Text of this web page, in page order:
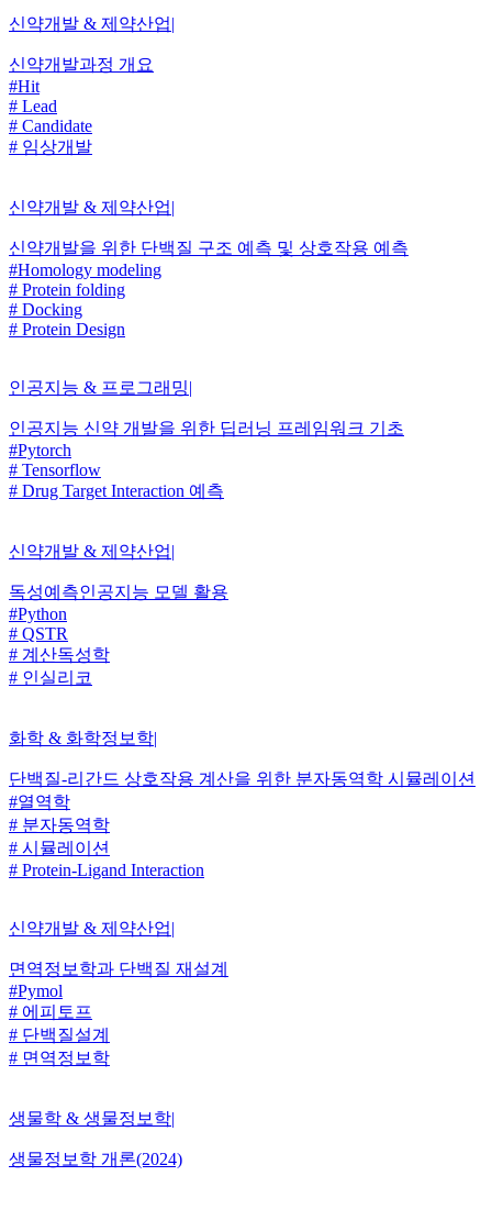
신약개발 & 제약산업|
신약개발과정 개요
#Hit
# Lead
# Candidate
# 임상개발
신약개발 & 제약산업|
신약개발을 위한 단백질 구조 예측 및 상호작용 예측
#Homology modeling
# Protein folding
# Docking
# Protein Design
인공지능 & 프로그래밍|
인공지능 신약 개발을 위한 딥러닝 프레임워크 기초
#Pytorch
# Tensorflow
# Drug Target Interaction 예측
신약개발 & 제약산업|
독성예측인공지능 모델 활용
#Python
# QSTR
# 계산독성학
# 인실리코
화학 & 화학정보학|
단백질-리간드 상호작용 계산을 위한 분자동역학 시뮬레이션
#열역학
# 분자동역학
# 시뮬레이션
# Protein-Ligand Interaction
신약개발 & 제약산업|
면역정보학과 단백질 재설계
#Pymol
# 에피토프
# 단백질설계
# 면역정보학
생물학 & 생물정보학|
생물정보학 개론(2024)